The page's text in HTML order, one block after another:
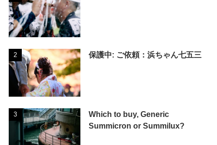
保護中: ご依頼：浜ちゃん七五三
Which to buy, Generic
Summicron or Summilux?